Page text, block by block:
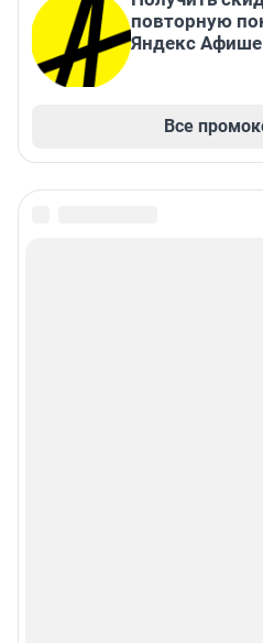
повторную
Яндекс Афише
Все